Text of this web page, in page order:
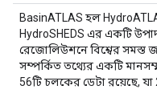
BasinATLAS হল
HydroSHEDS এর একটি
রেজোলিউশনে বিশ্বের সমস্ত
সম্পর্কিত তথ্যের একটি
56টি চলকের ডেটা রয়েছে, যা